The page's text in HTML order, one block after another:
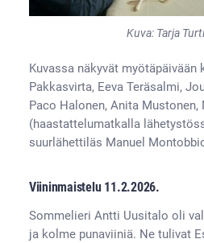
Kuva: Tarja
Kuvassa näkyvät
Pakkasvirta, Eeva Teräsalmi,
Paco Halonen, Anita
(haastattelumatkalla
suurlähettiläs Manuel
Viininmaistelu 11.2.2026.
Sommelieri Antti Uusitalo oli
ja kolme punaviiniä. Ne tulivat